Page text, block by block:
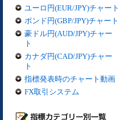
ユーロ円(EUR/JPY)チャート
ポンド円(GBP/JPY)チャート
豪ドル円(AUD/JPY)チャー
ト
カナダ円(CAD/JPY)チャー
ト
指標発表時のチャート動画
FX取引システム